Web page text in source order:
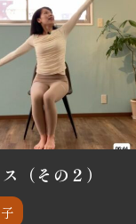
（その２）